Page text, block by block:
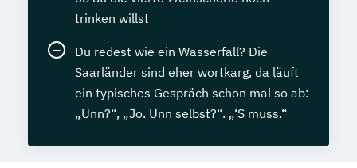
trinken willst
Du redest wie ein Wasserfall? Die
Saarländer sind eher wortkarg, da läuft
ein typisches Gespräch schon mal so ab:
„Unn?“, „Jo. Unn selbst?“. „‘S muss.“